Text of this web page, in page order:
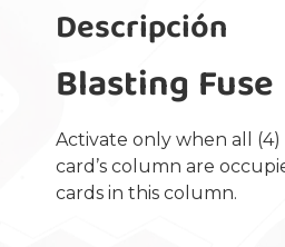
Descripción
Blasting Fuse
Activate only when all (4)
card’s column are
cards in this column.